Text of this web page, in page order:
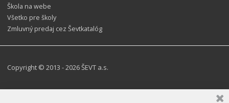
Škola na webe
Všetko pre školy
Zmluvný predaj cez Ševtkatalóg
Copyright © 2013 - 2026 ŠEVT a.s.